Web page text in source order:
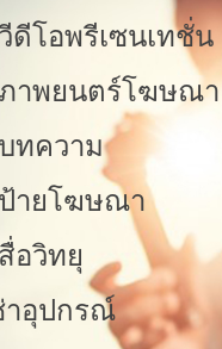
ดีโอพรีเซนเทชั่น
าพยนตร์โฆษณา
ทความ
ายโฆษณา
อวิทยุ
าอุปกรณ์